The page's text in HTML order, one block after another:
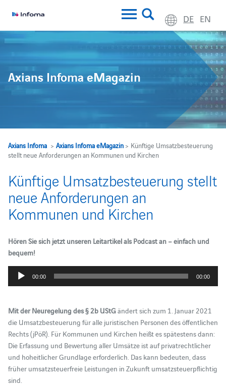
DE EN
Axians Infoma eMagazin
Axians Infoma> Axians Infoma eMagazin> Künftige Umsatzbesteuerung
stellt neue Anforderungen an Kommunen und Kirchen
Künftige Umsatzbesteuerung stellt
neue Anforderungen an
Kommunen und Kirchen
Hören Sie sich jetzt unseren Leitartikel als Podcast an – einfach und
bequem!
Audio-
Player
00:00 00:00
Mit der Neuregelung des § 2b UStGändert sich zum 1. Januar 2021
die Umsatzbesteuerung für alle juristischen Personen des öffentlichen
Rechts (jPöR). Für Kommunen und Kirchen heißt es spätestens dann:
Die Erfassung und Bewertung aller Umsätze ist auf privatrechtlicher
und hoheitlicher Grundlage erforderlich. Das kann bedeuten, dass
früher umsatzsteuerfreie Leistungen in Zukunft umsatzsteuerpflichtig
sind.